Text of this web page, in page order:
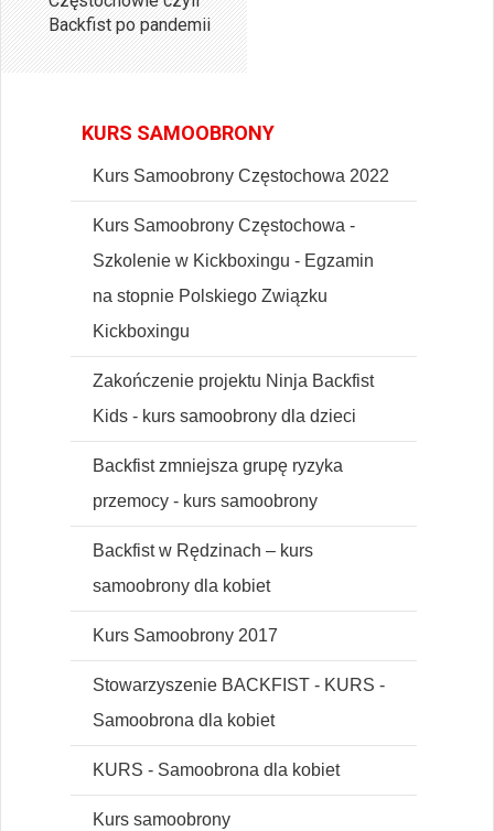
Backfist po pandemii
KURS SAMOOBRONY
Kurs Samoobrony Częstochowa 2022
Kurs Samoobrony Częstochowa -
Szkolenie w Kickboxingu - Egzamin
na stopnie Polskiego Związku
Kickboxingu
Zakończenie projektu Ninja Backfist
Kids - kurs samoobrony dla dzieci
Backfist zmniejsza grupę ryzyka
przemocy - kurs samoobrony
Backfist w Rędzinach – kurs
samoobrony dla kobiet
Kurs Samoobrony 2017
Stowarzyszenie BACKFIST - KURS -
Samoobrona dla kobiet
KURS - Samoobrona dla kobiet
Kurs samoobrony